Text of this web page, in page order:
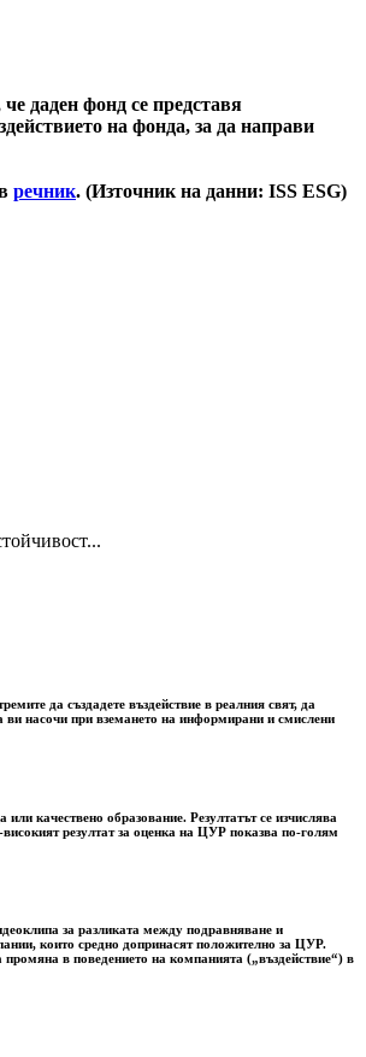
даден фонд се представя
на фонда, за да направи
речник. (Източник на данни: ISS ESG)
да създадете въздействие в реалния свят, да
ви насочи при вземането на информирани и смислени
качествено образование. Резултатът се изчислява
резултат за оценка на ЦУР показва по-голям
за разликата между подравняване и
които средно допринасят положително за ЦУР.
в поведението на компанията („въздействие“) в